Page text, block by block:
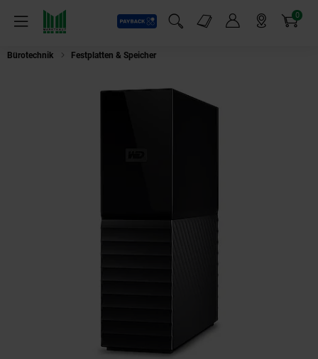
Menü
Payback
Suchfeld einblenden
Markt-Angebote 0
Artikel
Bürotechnik Festplatten & Speicher